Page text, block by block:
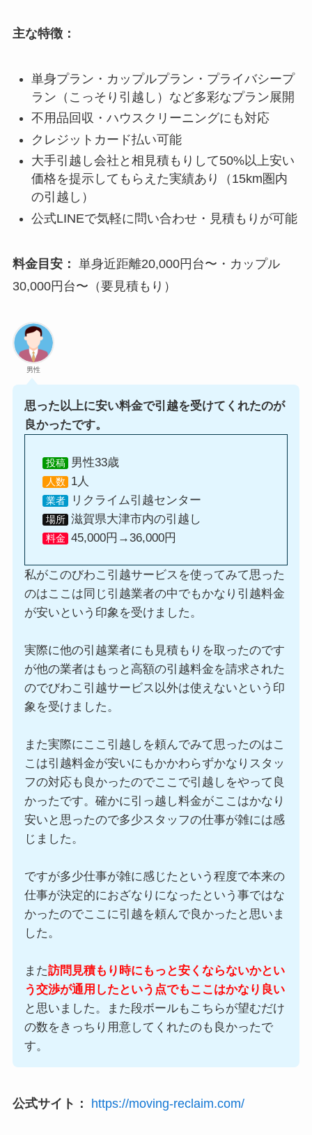
主な特徴：
単身プラン・カップルプラン・プライバシープ
ラン（こっそり引越し）など多彩なプラン展開
不用品回収・ハウスクリーニングにも対応
クレジットカード払い可能
大手引越し会社と相見積もりして50%以上安い
価格を提示してもらえた実績あり（15km圏内
の引越し）
公式LINEで気軽に問い合わせ・見積もりが可能
料金目安： 単身近距離20,000円台〜・カップル
30,000円台〜（要見積もり）
男性
思った以上に安い料金で引越を受けてくれたのが
良かったです。
投稿 男性33歳
人数 1人
業者 リクライム引越センター
場所 滋賀県大津市内の引越し
料金 45,000円→36,000円
私がこのびわこ引越サービスを使ってみて思った
のはここは同じ引越業者の中でもかなり引越料金
が安いという印象を受けました。
実際に他の引越業者にも見積もりを取ったのです
が他の業者はもっと高額の引越料金を請求された
のでびわこ引越サービス以外は使えないという印
象を受けました。
また実際にここ引越しを頼んでみて思ったのはこ
こは引越料金が安いにもかかわらずかなりスタッ
フの対応も良かったのでここで引越しをやって良
かったです。確かに引っ越し料金がここはかなり
安いと思ったので多少スタッフの仕事が雑には感
じました。
ですが多少仕事が雑に感じたという程度で本来の
仕事が決定的におざなりになったという事ではな
かったのでここに引越を頼んで良かったと思いま
した。
また訪問見積もり時にもっと安くならないかとい
う交渉が通用したという点でもここはかなり良い
と思いました。また段ボールもこちらが望むだけ
の数をきっちり用意してくれたのも良かったで
す。
公式サイト： https://moving-reclaim.com/